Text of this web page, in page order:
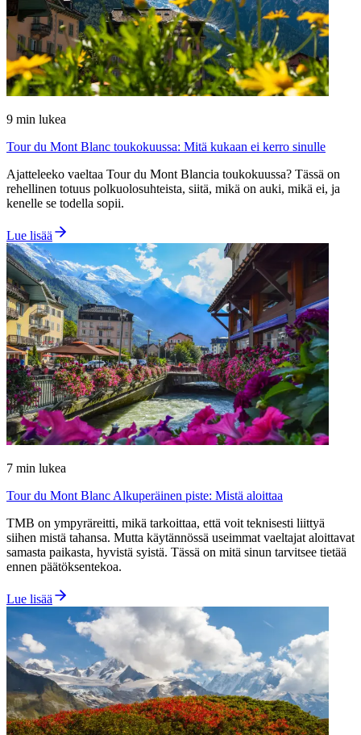
9 min lukea
Tour du Mont Blanc toukokuussa: Mitä kukaan ei kerro sinulle
Ajatteleeko vaeltaa Tour du Mont Blancia toukokuussa? Tässä on
rehellinen totuus polkuolosuhteista, siitä, mikä on auki, mikä ei, ja
kenelle se todella sopii.
Lue lisää
7 min lukea
Tour du Mont Blanc Alkuperäinen piste: Mistä aloittaa
TMB on ympyräreitti, mikä tarkoittaa, että voit teknisesti liittyä
siihen mistä tahansa. Mutta käytännössä useimmat vaeltajat aloittavat
samasta paikasta, hyvistä syistä. Tässä on mitä sinun tarvitsee tietää
ennen päätöksentekoa.
Lue lisää